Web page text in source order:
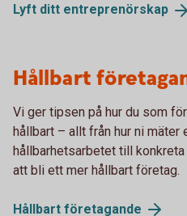
Lyft ditt entreprenörskap
Hållbart
Vi ger tipsen på hur du som
hållbart – allt från hur ni mäter
hållbarhetsarbetet till
att bli ett mer hållbart företag.
Hållbart företagande